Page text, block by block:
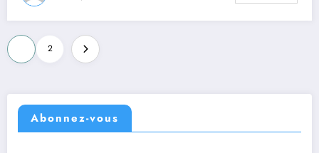
Pagination
des
publications
2
Abonnez-vous